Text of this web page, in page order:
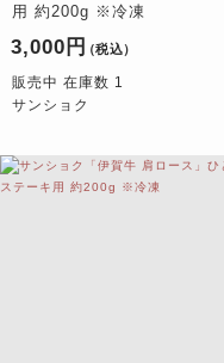
用 約200g ※冷凍
3,000円 （税込）
販売中 在庫数 1
サンショク